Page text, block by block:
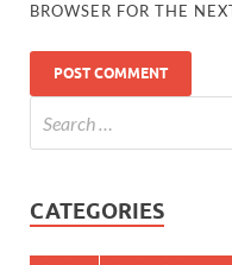
BROWSER FOR THE
CATEGORIES